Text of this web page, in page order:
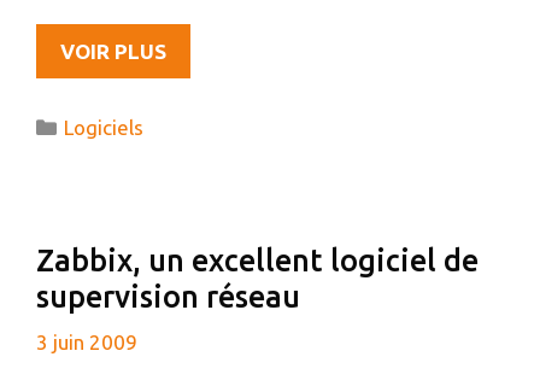
VOIR PLUSXMIND
DU
Catégories
Logiciels
Zabbix, un excellent logiciel de
supervision réseau
3 juin 2009